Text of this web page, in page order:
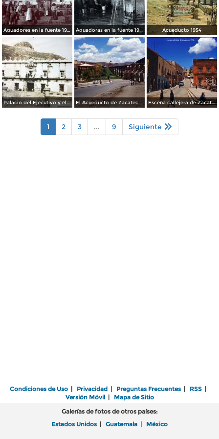
Aguadores en la fuente 1904 Aguadoras en la fuente 1901 Acueducto 1954
Palacio del Ejecutivo y el cerro de La Bufa al fondo. Zacatecas. El Acueducto de Zacatecas 1958. Escena callejera de Zacatecas 1958.
1 2 3 ... 9 Siguiente
Condiciones de Uso | Privacidad | Preguntas Frecuentes | RSS |
Versión Móvil| Mapa de Sitio
Galerías de fotos de otros países:
Estados Unidos | Guatemala | México